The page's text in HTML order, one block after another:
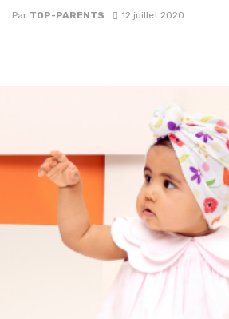
Par TOP-PARENTS 12 juillet 2020